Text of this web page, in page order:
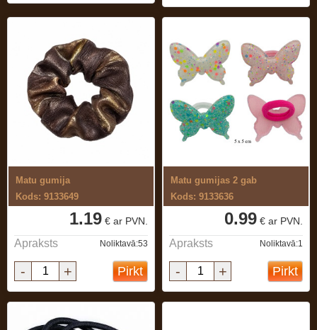
Matu gumija
Kods: 9133649
1.19 € ar PVN.
Apraksts Noliktavā:53
- + Pirkt
Matu gumijas 2 gab
Kods: 9133636
0.99 € ar PVN.
Apraksts Noliktavā:1
- + Pirkt